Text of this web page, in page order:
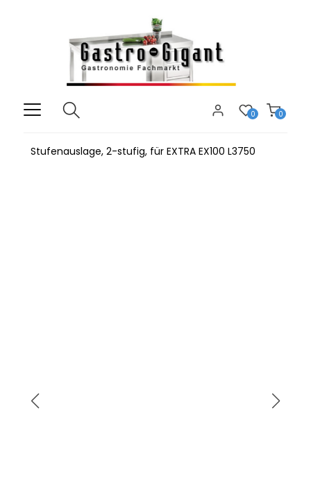
0
0
Stufenauslage, 2-stufig, für EXTRA EX100 L3750